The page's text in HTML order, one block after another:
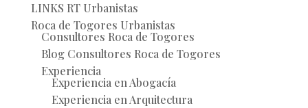
LINKS RT Urbanistas
Roca de Togores Urbanistas
Consultores Roca de Togores
Blog Consultores Roca de Togores
Experiencia
Experiencia en Abogacía
Experiencia en Arquitectura